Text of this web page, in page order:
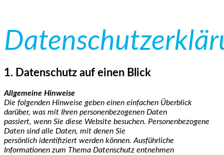
1. Datenschutz auf einen Blick
Allgemeine Hinweise
Die folgenden Hinweise geben einen einfachen Überblick
darüber, was mit Ihren personenbezogenen Daten
passiert, wenn Sie diese Website besuchen. Personenbezogene
Daten sind alle Daten, mit denen Sie
persönlich identifiziert werden können. Ausführliche
Informationen zum Thema Datenschutz entnehmen